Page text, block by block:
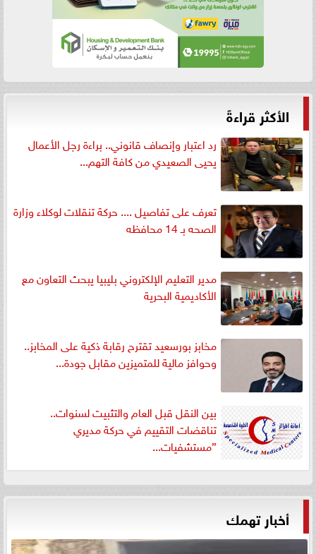
الأكثر قراءةً
رد اعتبار وإنصاف قانوني.. براءة رجل الأعمال
يحيى الصعيدي من كافة التهم...
تعرف على تفاصيل .... حركة تنقلات لوكلاء وزارة
الصحه بـ 14 محافظه
مدير التعليم الإلكتروني بليبيا يبحث التعاون مع
الأكاديمية البحرية
مخابز بورسعيد تقترح رقابة ذكية على المخابز..
وحوافز مالية للمتميزين مقابل جودة...
بين النقل قبل العام والتثبيت لسنوات..
تناقضات التقييم في حركة مديري
”مستشفيات...
أخبار تهمك